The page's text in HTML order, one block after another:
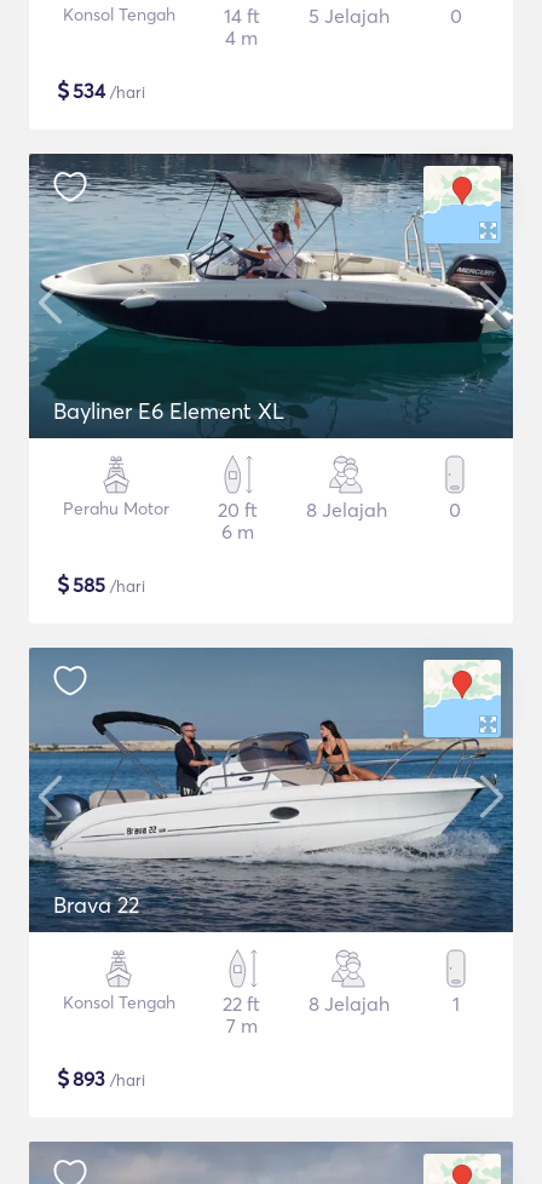
Konsol Tengah
14 ft
4 m
5 Jelajah 0
$534/hari
Bayliner E6 Element XL
Perahu Motor
20 ft
6 m
8 Jelajah 0
$585 /hari
Brava 22
Konsol Tengah
22 ft
7 m
8 Jelajah 1
$893 /hari